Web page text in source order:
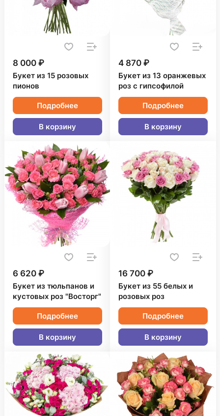
8 000 ₽
Букет из 15 розовых
пионов
Подробнее
В корзину
4 870 ₽
Букет из 13 оранжевых
роз с гипсофилой
Подробнее
В корзину
6 620 ₽
Букет из тюльпанов и
кустовых роз "Восторг"
Подробнее
В корзину
16 700 ₽
Букет из 55 белых и
розовых роз
Подробнее
В корзину